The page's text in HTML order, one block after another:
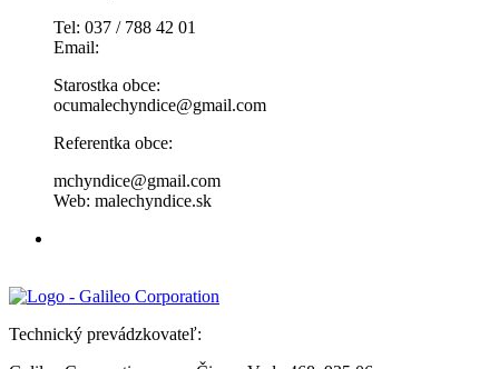
Tel: 037 / 788 42 01
Email:
Starostka obce:
ocumalechyndice@gmail.com
Referentka obce:
mchyndice@gmail.com
Web: malechyndice.sk
Technický prevádzkovateľ: